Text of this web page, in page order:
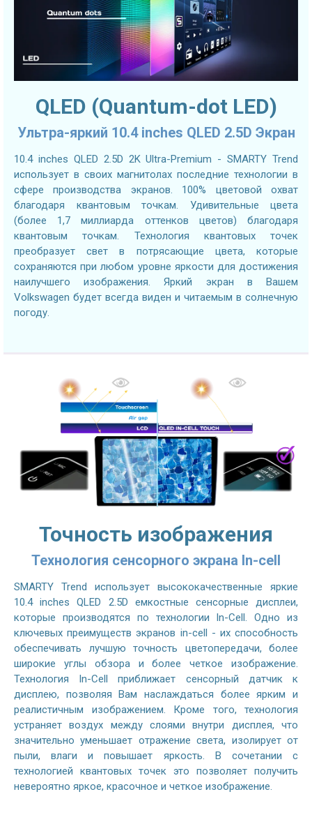
QLED (Quantum-dot LED)
Ультра-яркий 10.4 inches QLED 2.5D Экран
10.4 inches QLED 2.5D 2K Ultra-Premium - SMARTY Trend
использует в своих магнитолах последние технологии в
сфере производства экранов. 100% цветовой охват
благодаря квантовым точкам. Удивительные цвета
(более 1,7 миллиарда оттенков цветов) благодаря
квантовым точкам. Технология квантовых точек
преобразует свет в потрясающие цвета, которые
сохраняются при любом уровне яркости для достижения
наилучшего изображения. Яркий экран в Вашем
Volkswagen будет всегда виден и читаемым в солнечную
погоду.
Точность изображения
Технология сенсорного экрана In-cell
SMARTY Trend использует высококачественные яркие
10.4 inches QLED 2.5D емкостные сенсорные дисплеи,
которые производятся по технологии In-Cell. Одно из
ключевых преимуществ экранов in-cell - их способность
обеспечивать лучшую точность цветопередачи, более
широкие углы обзора и более четкое изображение.
Технология In-Cell приближает сенсорный датчик к
дисплею, позволяя Вам наслаждаться более ярким и
реалистичным изображением. Кроме того, технология
устраняет воздух между слоями внутри дисплея, что
значительно уменьшает отражение света, изолирует от
пыли, влаги и повышает яркость. В сочетании с
технологией квантовых точек это позволяет получить
невероятно яркое, красочное и четкое изображение.